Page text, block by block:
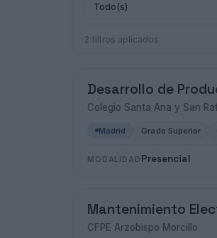
Todo(s)
2 filtros aplicados
Desarrollo de
Colegio Santa Ana y San
Madrid Grado Superior
MODALIDAD Presencial
Mantenimiento
CFPE Arzobispo Morcillo